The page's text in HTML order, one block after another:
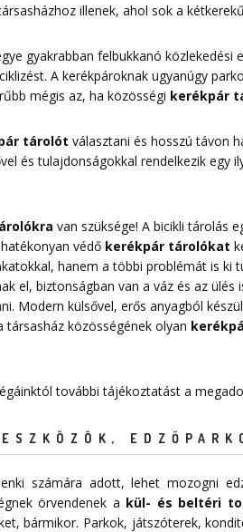
illenek, ahol sok a
gyakrabban felbukkanó
A kerékpároknak ugyanúgy
mégis az, ha közösségi kerékpár
tárolót választani és hosszú távon
és tulajdonságokkal rendelkezik egy
van szüksége! A bicikli tárolás
védő kerékpár tárolókat
hanem a többi problémát is
el, biztonságban van a váz és az
Modern külsővel, erős anyagból
közösségének olyan
további tájékoztatást a
számára adott, lehet mozogni
örvendenek a kül- és beltéri
bármikor. Parkok, játszóterek,